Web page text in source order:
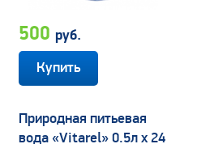
500 руб.
Природная питьевая
вода «Vitarel» 0.5л х 24